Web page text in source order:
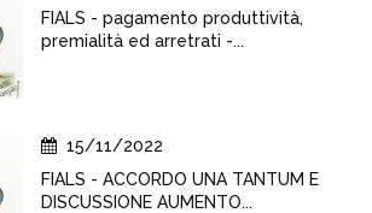
FIALS - pagamento produttività,
premialità ed arretrati -...
15/11/2022
FIALS - ACCORDO UNA TANTUM E
DISCUSSIONE AUMENTO...